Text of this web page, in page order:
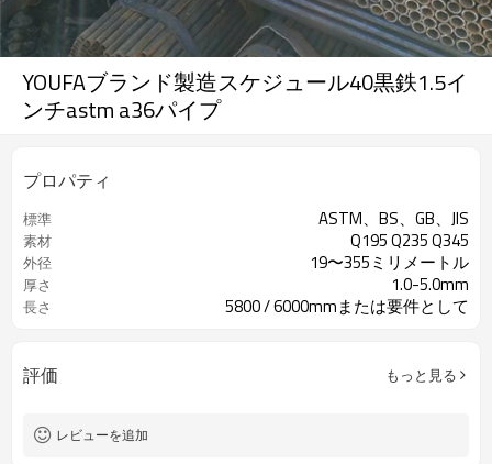
YOUFAブランド製造スケジュール40黒鉄1.5イ
ンチastm a36パイプ
プロパティ
標準 ASTM、BS、GB、JIS
素材 Q195 Q235 Q345
外径 19〜355ミリメートル
厚さ 1.0-5.0mm
長さ 5800 / 6000mmまたは要件として
評価 もっと見る
レビューを追加